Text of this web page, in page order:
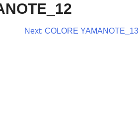
Next: COLORE YAMANOTE_13